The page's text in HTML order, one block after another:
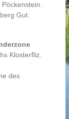
Gut.
Klosterfliz.
des